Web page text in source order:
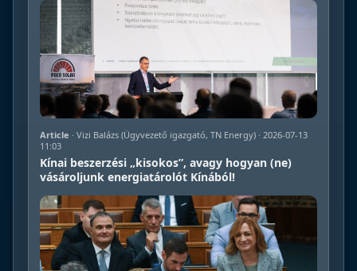
Article · Vizi Balázs (Ügyvezető igazgató, TN Energy) · 2026-07-13
11:03
Kínai beszerzési „kisokos”, avagy hogyan (ne)
vásároljunk energiatárolót Kínából!